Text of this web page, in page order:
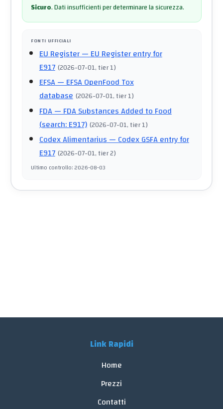
Sicuro.Dati insufficienti per determinare la sicurezza.
FONTI UFFICIALI
EU Register— EU Register entry for
E917 (2026-07-01, tier 1)
EFSA— EFSA OpenFood Tox
database (2026-07-01, tier 1)
FDA— FDA Substances Added to Food
(search: E917) (2026-07-01, tier 1)
Codex Alimentarius— Codex GSFA entry for
E917 (2026-07-01, tier 2)
Ultimo controllo:2026-08-03
Link Rapidi
Home
Prezzi
Contatti